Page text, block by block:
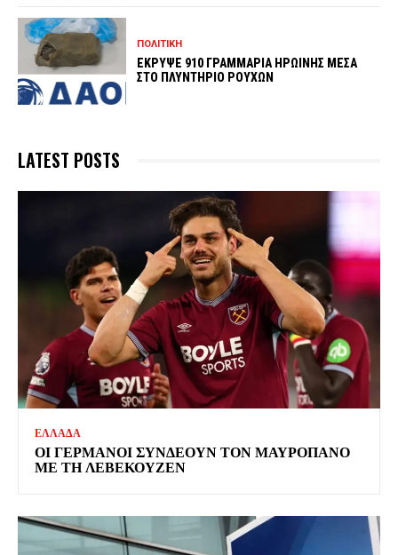
ΠΟΛΙΤΙΚΗ
ΕΚΡΥΨΕ 910 ΓΡΑΜΜΑΡΙΑ ΗΡΩΙΝΗΣ ΜΕΣΑ
ΣΤΟ ΠΛΥΝΤΗΡΙΟ ΡΟΥΧΩΝ
LATEST POSTS
ΕΛΛΑΔΑ
ΟΙ ΓΕΡΜΑΝΟΙ ΣΥΝΔΕΟΥΝ ΤΟΝ ΜΑΥΡΟΠΑΝΟ
ΜΕ ΤΗ ΛΕΒΕΚΟΥΖΕΝ